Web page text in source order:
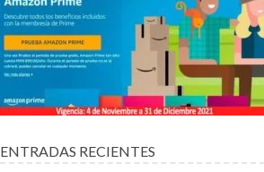
ENTRADAS RECIENTES